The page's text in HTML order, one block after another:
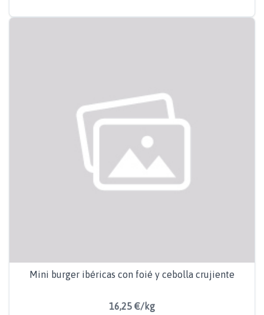
Mini burger ibéricas con foié y cebolla crujiente
16,25 €/kg